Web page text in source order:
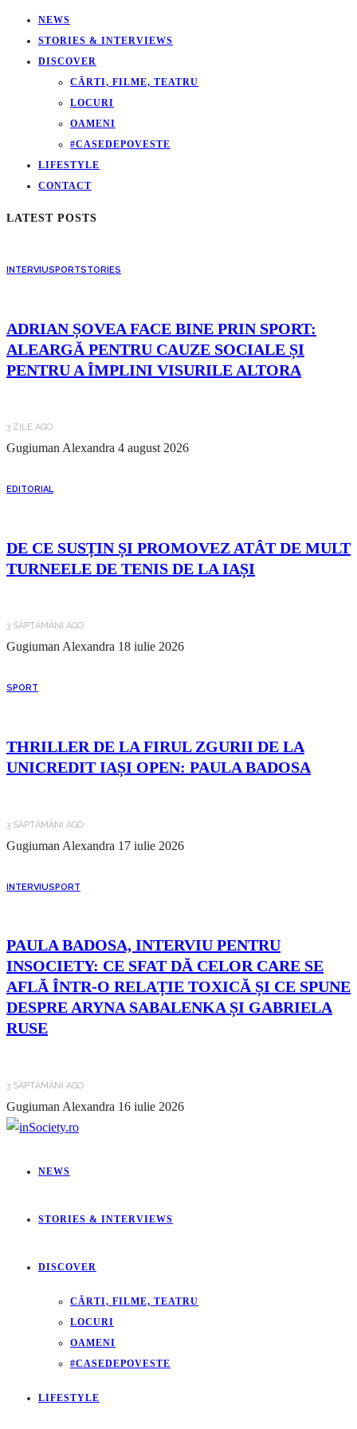
NEWS
STORIES & INTERVIEWS
DISCOVER
CĂRTI, FILME, TEATRU
LOCURI
OAMENI
#CASEDEPOVESTE
LIFESTYLE
CONTACT
LATEST POSTS
INTERVIUSPORTSTORIES
ADRIAN ȘOVEA FACE BINE PRIN SPORT:
ALEARGĂ PENTRU CAUZE SOCIALE ȘI
PENTRU A ÎMPLINI VISURILE ALTORA
3 ZILE AGO
Gugiuman Alexandra 4 august 2026
EDITORIAL
DE CE SUSȚIN ȘI PROMOVEZ ATÂT DE MULT
TURNEELE DE TENIS DE LA IAȘI
3 SĂPTĂMÂNI AGO
Gugiuman Alexandra 18 iulie 2026
SPORT
THRILLER DE LA FIRUL ZGURII DE LA
UNICREDIT IAȘI OPEN: PAULA BADOSA
3 SĂPTĂMÂNI AGO
Gugiuman Alexandra 17 iulie 2026
INTERVIUSPORT
PAULA BADOSA, INTERVIU PENTRU
INSOCIETY: CE SFAT DĂ CELOR CARE SE
AFLĂ ÎNTR-O RELAȚIE TOXICĂ ȘI CE SPUNE
DESPRE ARYNA SABALENKA ȘI GABRIELA
RUSE
3 SĂPTĂMÂNI AGO
Gugiuman Alexandra 16 iulie 2026
NEWS
STORIES & INTERVIEWS
DISCOVER
CĂRTI, FILME, TEATRU
LOCURI
OAMENI
#CASEDEPOVESTE
LIFESTYLE